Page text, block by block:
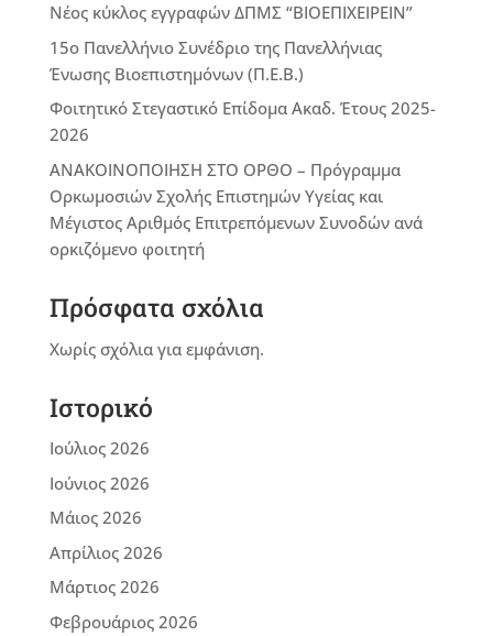
Νέος κύκλος εγγραφών ΔΠΜΣ “ΒΙΟΕΠΙΧΕΙΡΕΙΝ”
15ο Πανελλήνιο Συνέδριο της Πανελλήνιας
Ένωσης Βιοεπιστημόνων (Π.Ε.Β.)
Φοιτητικό Στεγαστικό Επίδομα Ακαδ. Έτους 2025-
2026
ΑΝΑΚΟΙΝΟΠΟΙΗΣΗ ΣΤΟ ΟΡΘΟ – Πρόγραμμα
Ορκωμοσιών Σχολής Επιστημών Υγείας και
Μέγιστος Αριθμός Επιτρεπόμενων Συνοδών ανά
ορκιζόμενο φοιτητή
Πρόσφατα σχόλια
Χωρίς σχόλια για εμφάνιση.
Ιστορικό
Ιούλιος 2026
Ιούνιος 2026
Μάιος 2026
Απρίλιος 2026
Μάρτιος 2026
Φεβρουάριος 2026